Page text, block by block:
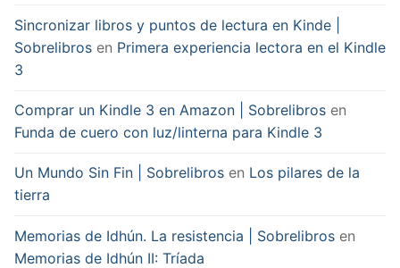
Sincronizar libros y puntos de lectura en Kinde |
Sobrelibros en Primera experiencia lectora en el Kindle
3
Comprar un Kindle 3 en Amazon | Sobrelibros en
Funda de cuero con luz/linterna para Kindle 3
Un Mundo Sin Fin | Sobrelibros en Los pilares de la
tierra
Memorias de Idhún. La resistencia | Sobrelibros en
Memorias de Idhún II: Tríada